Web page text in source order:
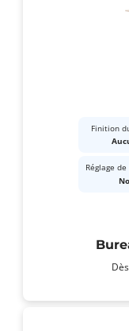
Finition
Réglage
Dès